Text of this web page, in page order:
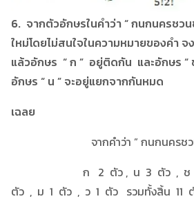
6. จากตัวอักษรในคำว่า “ กนกนครชว
ใหม่โดยไม่สนใจในความหมายของคำ
แล้วอักษร “ ก ” อยู่ติดกัน และอักษร
อักษร “ น ” จะอยู่แยกจากกันหมด
เฉลย
จากคำว่า ” กนกนครชวนช
ก 2 ตัว , น 3 ตัว , ช 2 ตั
ตัว , ม 1 ตัว , ว 1 ตัว รวมทั้งสิ้น 11